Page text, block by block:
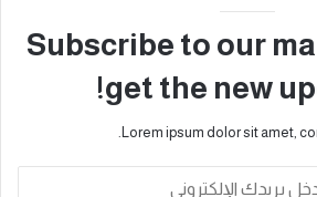
Subscribe to our
get the new
Lorem ipsum dolor sit amet,